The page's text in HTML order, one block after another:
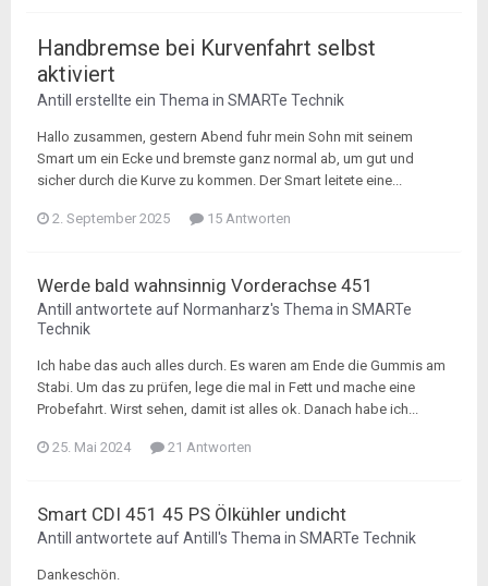
Handbremse bei Kurvenfahrt selbst
aktiviert
Antill erstellte ein Thema in SMARTe Technik
Hallo zusammen, gestern Abend fuhr mein Sohn mit seinem
Smart um ein Ecke und bremste ganz normal ab, um gut und
sicher durch die Kurve zu kommen. Der Smart leitete eine...
2. September 2025 15 Antworten
Werde bald wahnsinnig Vorderachse 451
Antill antwortete auf Normanharz's Thema in SMARTe
Technik
Ich habe das auch alles durch. Es waren am Ende die Gummis am
Stabi. Um das zu prüfen, lege die mal in Fett und mache eine
Probefahrt. Wirst sehen, damit ist alles ok. Danach habe ich...
25. Mai 2024 21 Antworten
Smart CDI 451 45 PS Ölkühler undicht
Antill antwortete aufAntill 's Thema in SMARTe Technik
Dankeschön.